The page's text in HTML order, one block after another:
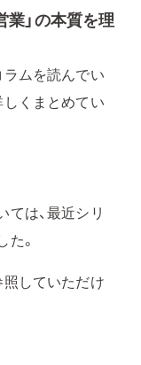
」の本質を理
ラムを読んでい
しくまとめてい
は、最近シリ
。
していただけ